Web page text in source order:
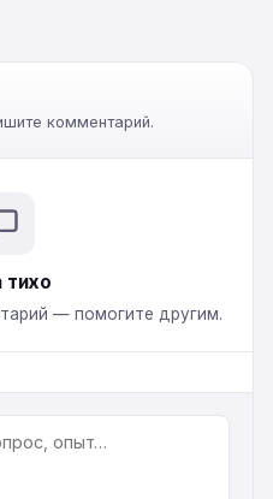
комментарий.
тихо
— помогите другим.